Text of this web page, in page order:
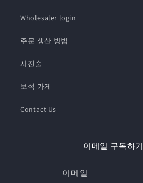
Wholesaler login
주문 생산 방법
사진술
보석 가게
Contact Us
이메일 구독하기
이메일